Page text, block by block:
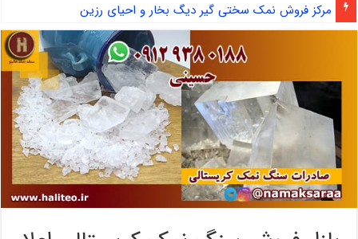
مرکز فروش نمک سختی گیر دیگ بخار و احیای رزین
قیمت روز سنگ نمک سختی گیر